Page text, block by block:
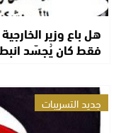
هل باع وزير
فقط كان يُجسّد
جديد التسريبات